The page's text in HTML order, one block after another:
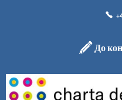
До